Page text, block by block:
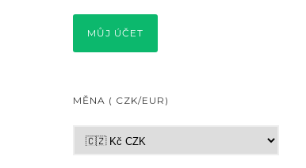
MŮJ ÚČET
MĚNA ( CZK/EUR)